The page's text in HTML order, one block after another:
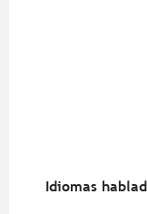
Idiomas
Idiomas